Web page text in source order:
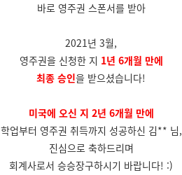
바로 영주권 스폰서를 받아
2021년 3월,
영주권을 신청한 지 1년 6개월 만에
최종 승인을 받으셨습니다!
미국에 오신 지 2년 6개월 만에
학업부터 영주권 취득까지 성공하신 김** 님,
진심으로 축하드리며
회계사로서 승승장구하시기 바랍니다! :)